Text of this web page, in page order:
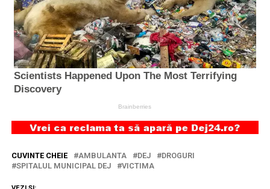
CUVINTE CHEIE AMBULANTA DEJ
DROGURI
SPITALUL MUNICIPAL DEJ
VICTIMA